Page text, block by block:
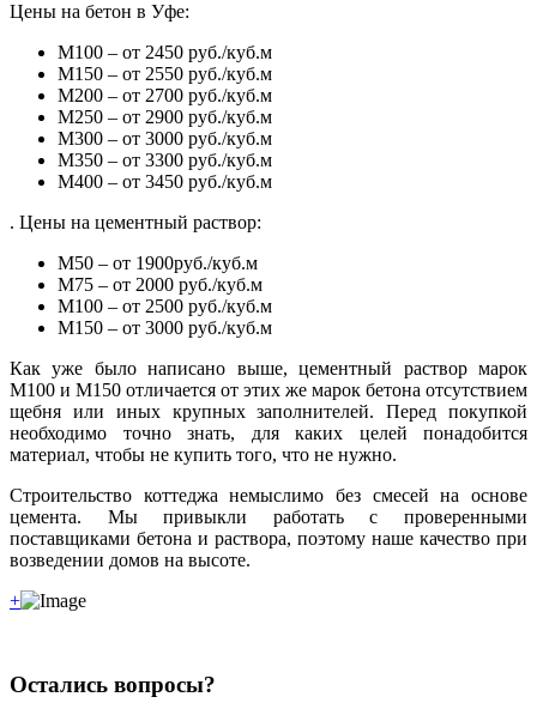
Цены на бетон в Уфе:
М100 – от 2450 руб./куб.м
М150 – от 2550 руб./куб.м
М200 – от 2700 руб./куб.м
М250 – от 2900 руб./куб.м
М300 – от 3000 руб./куб.м
М350 – от 3300 руб./куб.м
М400 – от 3450 руб./куб.м
. Цены на цементный раствор:
М50 – от 1900руб./куб.м
М75 – от 2000 руб./куб.м
М100 – от 2500 руб./куб.м
М150 – от 3000 руб./куб.м
Как уже было написано выше, цементный раствор марок
М100 и М150 отличается от этих же марок бетона отсутствием
щебня или иных крупных заполнителей. Перед покупкой
необходимо точно знать, для каких целей понадобится
материал, чтобы не купить того, что не нужно.
Строительство коттеджа немыслимо без смесей на основе
цемента. Мы привыкли работать с проверенными
поставщиками бетона и раствора, поэтому наше качество при
возведении домов на высоте.
+
Остались вопросы?